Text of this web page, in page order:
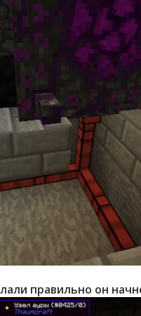
правильно он